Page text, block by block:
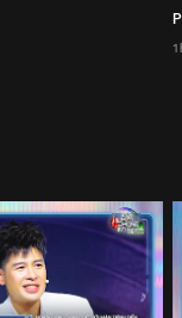
P